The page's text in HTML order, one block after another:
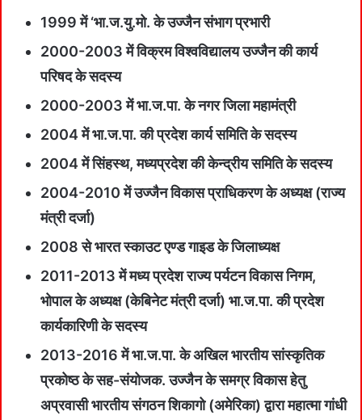
1999 में ‘भा.ज.यु.मो. के उज्जैन संभाग प्रभारी
2000-2003 में विक्रम विश्वविद्यालय उज्जैन की कार्य
परिषद के सदस्य
2000-2003 में भा.ज.पा. के नगर जिला महामंत्री
2004 में भा.ज.पा. की प्रदेश कार्य समिति के सदस्य
2004 में सिंहस्थ, मध्यप्रदेश की केन्द्रीय समिति के सदस्य
2004-2010 में उज्जैन विकास प्राधिकरण के अध्यक्ष (राज्य
मंत्री दर्जा)
2008 से भारत स्काउट एण्ड गाइड के जिलाध्यक्ष
2011-2013 में मध्य प्रदेश राज्य पर्यटन विकास निगम,
भोपाल के अध्यक्ष (केबिनेट मंत्री दर्जा) भा.ज.पा. की प्रदेश
कार्यकारिणी के सदस्य
2013-2016 में भा.ज.पा. के अखिल भारतीय सांस्कृतिक
प्रकोष्ठ के सह-संयोजक. उज्जैन के समग्र विकास हेतु
अप्रवासी भारतीय संगठन शिकागो (अमेरिका) द्वारा महात्मा गांधी